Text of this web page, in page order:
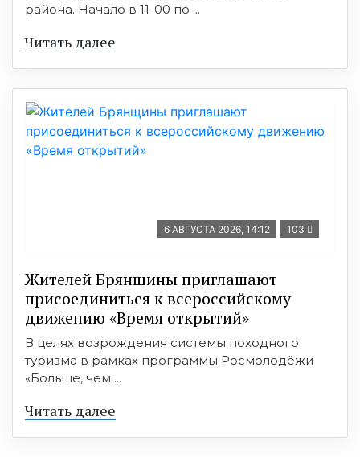
района. Начало в 11-00 по ...
Читать далее
6 АВГУСТА 2026, 14:12 103
Жителей Брянщины приглашают
присоединиться к всероссийскому
движению «Время открытий»
В целях возрождения системы походного
туризма в рамках программы Росмолодёжи
«Больше, чем ...
Читать далее